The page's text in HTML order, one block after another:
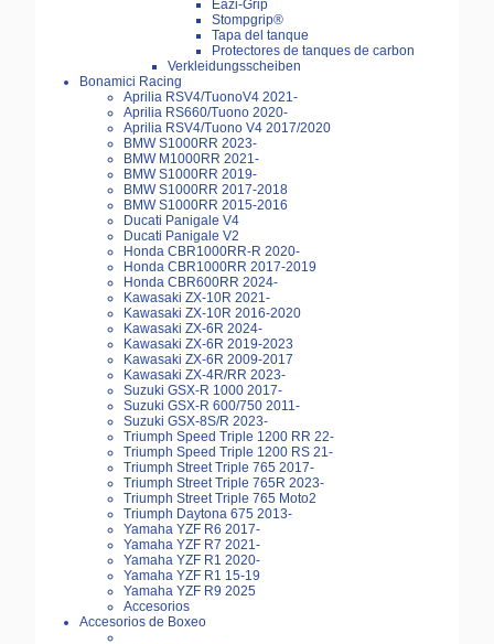
Eazi-Grip
Stompgrip®
Tapa del tanque
Protectores de tanques de carbon
Verkleidungsscheiben
Bonamici Racing
Aprilia RSV4/TuonoV4 2021-
Aprilia RS660/Tuono 2020-
Aprilia RSV4/Tuono V4 2017/2020
BMW S1000RR 2023-
BMW M1000RR 2021-
BMW S1000RR 2019-
BMW S1000RR 2017-2018
BMW S1000RR 2015-2016
Ducati Panigale V4
Ducati Panigale V2
Honda CBR1000RR-R 2020-
Honda CBR1000RR 2017-2019
Honda CBR600RR 2024-
Kawasaki ZX-10R 2021-
Kawasaki ZX-10R 2016-2020
Kawasaki ZX-6R 2024-
Kawasaki ZX-6R 2019-2023
Kawasaki ZX-6R 2009-2017
Kawasaki ZX-4R/RR 2023-
Suzuki GSX-R 1000 2017-
Suzuki GSX-R 600/750 2011-
Suzuki GSX-8S/R 2023-
Triumph Speed Triple 1200 RR 22-
Triumph Speed Triple 1200 RS 21-
Triumph Street Triple 765 2017-
Triumph Street Triple 765R 2023-
Triumph Street Triple 765 Moto2
Triumph Daytona 675 2013-
Yamaha YZF R6 2017-
Yamaha YZF R7 2021-
Yamaha YZF R1 2020-
Yamaha YZF R1 15-19
Yamaha YZF R9 2025
Accesorios
Accesorios de Boxeo